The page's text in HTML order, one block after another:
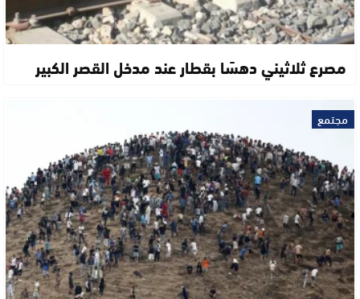
مصرع ثلاثيني دهسًا بقطار عند مدخل القصر الكبير
مجتمع